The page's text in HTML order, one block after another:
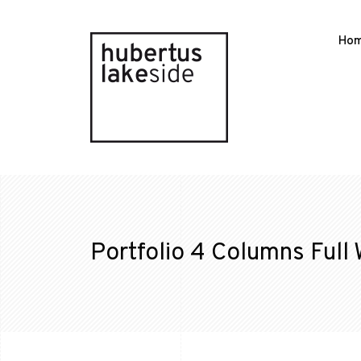
Portfolio 4 Columns Full